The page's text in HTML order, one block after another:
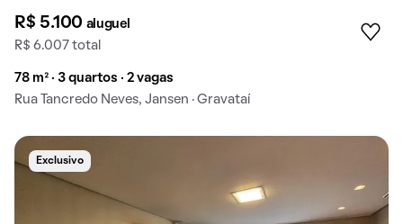
R$ 5.100 aluguel
R$ 6.007 total
78 m² · 3 quartos · 2 vagas
Rua Tancredo Neves, Jansen · Gravataí
Exclusivo